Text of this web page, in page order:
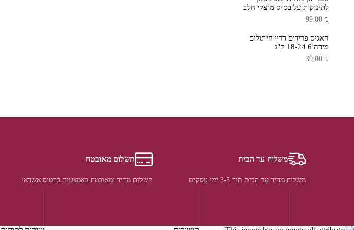
לתינוקות על בסיס מוצקי חלב
99.00 ₪
האגיס פרידום דריי חיתולים
מידה 6 18-24 ק"ג
39.00 ₪
משלוח עד הבית
משלוח מהיר עד הבית תוך 3-5 ימי עסקים
תשלום מאובטח
תשלום מהיר ומאובטח באמצעות כרטיס אשראי